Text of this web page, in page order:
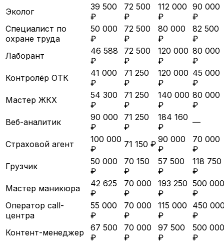
Эколог
39 500
₽
72 500
₽
112 000
₽
90 000
₽
Специалист по
охране труда
50 000
₽
72 500
₽
80 000
₽
82 500
₽
Лаборант
46 588
₽
72 500
₽
120 000
₽
80 000
₽
Контролёр ОТК
41 000
₽
71 250
₽
120 000
₽
45 000
₽
Мастер ЖКХ
54 300
₽
71 250
₽
140 000
₽
80 000
₽
Веб-аналитик
90 000
₽
71 250
₽
184 160
₽
—
Страховой агент
100 000
₽
71 150 ₽ 90 000
₽
70 000
₽
Грузчик
50 000
₽
70 150
₽
57 500
₽
118 750
₽
Мастер маникюра
42 625
₽
70 000
₽
193 250
₽
500 000
₽
Оператор call-
центра
55 000
₽
70 000
₽
115 000
₽
450
₽
Контент-менеджер
67 500
₽
70 000
₽
97 500
₽
500 000
₽